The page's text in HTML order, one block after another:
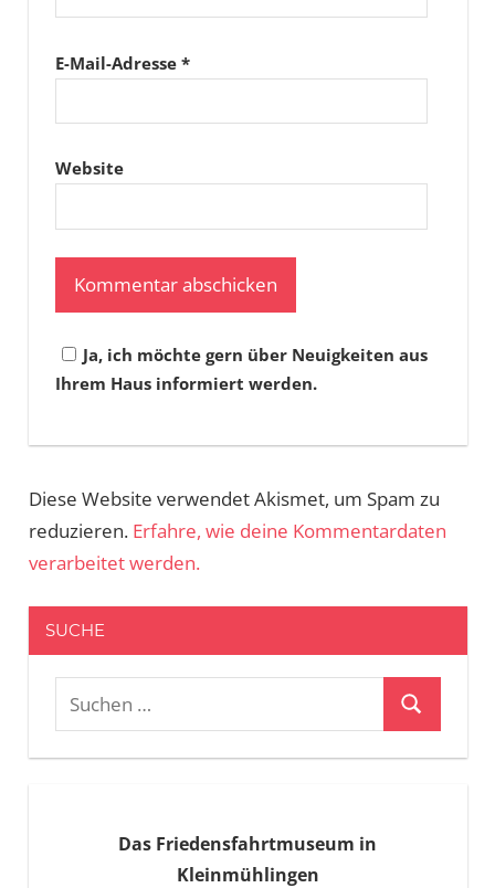
E-Mail-Adresse *
Website
Ja, ich möchte gern über Neuigkeiten aus
Ihrem Haus informiert werden.
Diese Website verwendet Akismet, um Spam zu
reduzieren. Erfahre, wie deine Kommentardaten
verarbeitet werden.
SUCHE
Suchen
Suchen
Das Friedensfahrtmuseum in
Kleinmühlingen